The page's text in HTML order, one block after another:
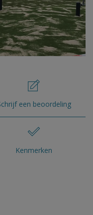
een beoordeling
Kenmerken